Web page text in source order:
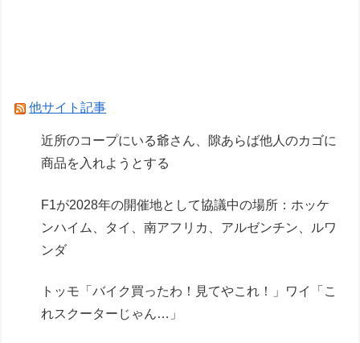
他サイト記事
近所のコープにいる爺さん、隙あらば他人のカゴに
商品を入れようとする
F1が2028年の開催地として協議中の場所：ホッケ
ンハイム、タイ、南アフリカ、アルゼンチン、ルワ
ンダ
トッモ「バイク買ったわ！見てやこれ！」ワイ「こ
れスクーターじゃん…」